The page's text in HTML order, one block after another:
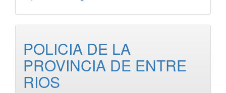
POLICIA DE LA
PROVINCIA DE ENTRE
RIOS